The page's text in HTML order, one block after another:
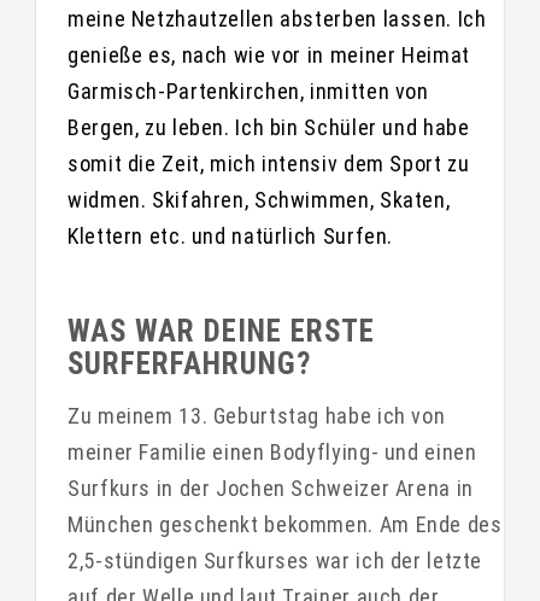
meine Netzhautzellen absterben lassen. Ich
genieße es, nach wie vor in meiner Heimat
Garmisch-Partenkirchen, inmitten von
Bergen, zu leben. Ich bin Schüler und habe
somit die Zeit, mich intensiv dem Sport zu
widmen. Skifahren, Schwimmen, Skaten,
Klettern etc. und natürlich Surfen.
WAS WAR DEINE ERSTE
SURFERFAHRUNG?
Zu meinem 13. Geburtstag habe ich von
meiner Familie einen Bodyflying- und einen
Surfkurs in der Jochen Schweizer Arena in
München geschenkt bekommen. Am Ende des
2,5-stündigen Surfkurses war ich der letzte